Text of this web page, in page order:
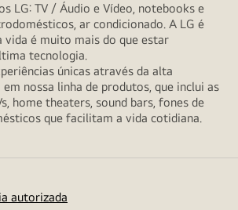
LG: TV / Áudio e Vídeo, notebooks e
ar condicionado. A LG é
vida é muito mais do que estar
tecnologia.
únicas através da alta
nossa linha de produtos, que inclui as
home theaters, sound bars, fones de
que facilitam a vida cotidiana.
autorizada